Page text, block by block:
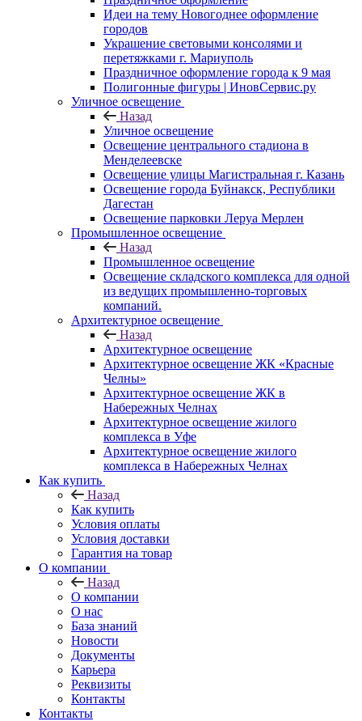
Идеи на тему Новогоднее оформление
городов
Украшение световыми консолями и
перетяжками г. Мариуполь
Праздничное оформление города к 9 мая
Полигонные фигуры | ИновСервис.ру
Уличное освещение
Назад
Уличное освещение
Освещение центрального стадиона в
Менделеевске
Освещение улицы Магистральная г. Казань
Освещение города Буйнакск, Республики
Дагестан
Освещение парковки Леруа Мерлен
Промышленное освещение
Назад
Промышленное освещение
Освещение складского комплекса для одной
из ведущих промышленно-торговых
компаний.
Архитектурное освещение
Назад
Архитектурное освещение
Архитектурное освещение ЖК «Красные
Челны»
Архитектурное освещение ЖК в
Набережных Челнах
Архитектурное освещение жилого
комплекса в Уфе
Архитектурное освещение жилого
комплекса в Набережных Челнах
Как купить
Назад
Как купить
Условия оплаты
Условия доставки
Гарантия на товар
О компании
Назад
О компании
О нас
База знаний
Новости
Документы
Карьера
Реквизиты
Контакты
Контакты